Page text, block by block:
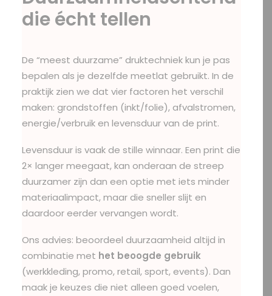
die écht tellen
De “meest duurzame” druktechniek kun je pas
bepalen als je dezelfde meetlat gebruikt. In de
praktijk zien we dat vier factoren het verschil
maken: grondstoffen (inkt/folie), afvalstromen,
energie/verbruik en levensduur van de print.
Levensduur is vaak de stille winnaar. Een print die
2× langer meegaat, kan onderaan de streep
duurzamer zijn dan een optie met iets minder
materiaalimpact, maar die sneller slijt en
daardoor eerder vervangen wordt.
Ons advies: beoordeel duurzaamheid altijd in
combinatie met het beoogde gebruik
(werkkleding, promo, retail, sport, events). Dan
maak je keuzes die niet alleen goed voelen,